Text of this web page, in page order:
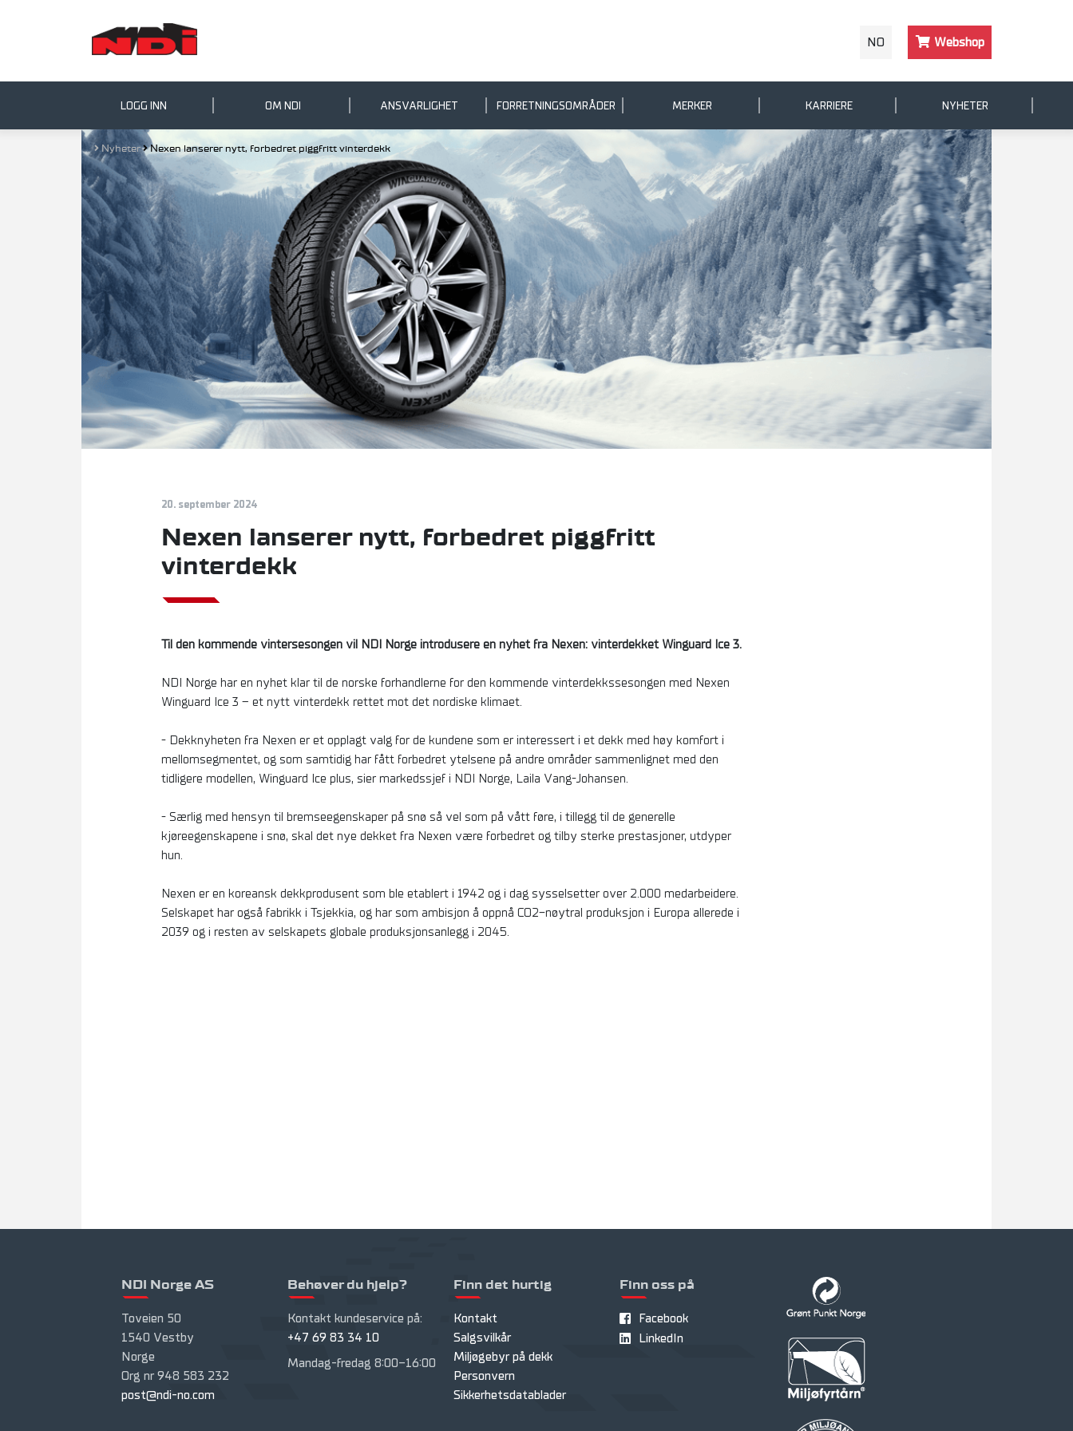
NO Webshop
LOGG INN OM NDI ANSVARLIGHET FORRETNINGSOMRÅDER MERKER KARRIERE NYHETER
Nyheter Nexen lanserer nytt, forbedret piggfritt vinterdekk
20. september 2024
Nexen lanserer nytt, forbedret piggfritt
vinterdekk
Til den kommende vintersesongen vil NDI Norge introdusere en nyhet fra Nexen: vinterdekket Winguard Ice 3.
NDI Norge har en nyhet klar til de norske forhandlerne for den kommende vinterdekkssesongen med Nexen
Winguard Ice 3 – et nytt vinterdekk rettet mot det nordiske klimaet.
- Dekknyheten fra Nexen er et opplagt valg for de kundene som er interessert i et dekk med høy komfort i
mellomsegmentet, og som samtidig har fått forbedret ytelsene på andre områder sammenlignet med den
tidligere modellen, Winguard Ice plus, sier markedssjef i NDI Norge, Laila Vang-Johansen.
- Særlig med hensyn til bremseegenskaper på snø så vel som på vått føre, i tillegg til de generelle
kjøreegenskapene i snø, skal det nye dekket fra Nexen være forbedret og tilby sterke prestasjoner, utdyper
hun.
Nexen er en koreansk dekkprodusent som ble etablert i 1942 og i dag sysselsetter over 2.000 medarbeidere.
Selskapet har også fabrikk i Tsjekkia, og har som ambisjon å oppnå CO2-nøytral produksjon i Europa allerede i
2039 og i resten av selskapets globale produksjonsanlegg i 2045.
NDI Norge AS
Toveien 50
1540 Vestby
Norge
Org nr 948 583 232
post@ndi-no.com
Behøver du hjelp?
Kontakt kundeservice på:
+47 69 83 34 10
Mandag-fredag 8:00-16:00
Finn det hurtig
Kontakt
Salgsvilkår
Miljøgebyr på dekk
Personvern
Sikkerhetsdatablader
Finn oss på
Facebook
LinkedIn